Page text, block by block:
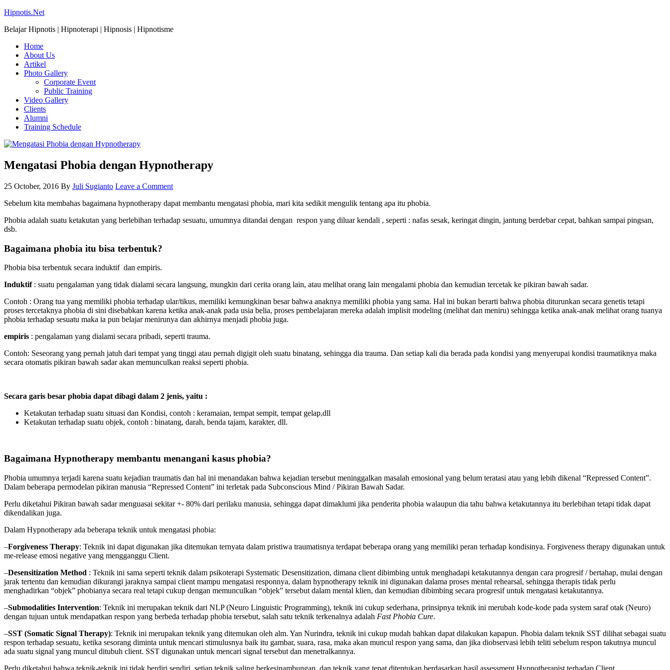
Hipnotis.Net
Belajar Hipnotis | Hipnoterapi | Hipnosis | Hipnotisme
Home
About Us
Artikel
Photo Gallery
Corporate Event
Public Training
Video Gallery
Clients
Alumni
Training Schedule
Mengatasi Phobia dengan Hypnotherapy
25 October, 2016 By Juli Sugianto Leave a Comment
Sebelum kita membahas bagaimana hypnotherapy dapat membantu mengatasi phobia, mari kita sedikit mengulik tentang apa itu phobia.
Phobia adalah suatu ketakutan yang berlebihan terhadap sesuatu, umumnya ditandai dengan respon yang diluar kendali , seperti : nafas sesak, keringat dingin, jantung berdebar cepat, bahkan sampai pingsan,
dsb.
Bagaimana phobia itu bisa terbentuk?
Phobia bisa terbentuk secara induktif dan empiris.
Induktif: suatu pengalaman yang tidak dialami secara langsung, mungkin dari cerita orang lain, atau melihat orang lain mengalami phobia dan kemudian tercetak ke pikiran bawah sadar.
Contoh : Orang tua yang memiliki phobia terhadap ular/tikus, memiliki kemungkinan besar bahwa anaknya memiliki phobia yang sama. Hal ini bukan berarti bahwa phobia diturunkan secara genetis tetapi
proses tercetaknya phobia di sini disebabkan karena ketika anak-anak pada usia belia, proses pembelajaran mereka adalah implisit modeling (melihat dan meniru) sehingga ketika anak-anak melihat orang tuanya
phobia terhadap sesuatu maka ia pun belajar menirunya dan akhirnya menjadi phobia juga.
empiris : pengalaman yang dialami secara pribadi, seperti trauma.
Contoh: Seseorang yang pernah jatuh dari tempat yang tinggi atau pernah digigit oleh suatu binatang, sehingga dia trauma. Dan setiap kali dia berada pada kondisi yang menyerupai kondisi traumatiknya maka
secara otomatis pikiran bawah sadar akan memunculkan reaksi seperti phobia.
Secara garis besar phobia dapat dibagi dalam 2 jenis, yaitu :
Ketakutan terhadap suatu situasi dan Kondisi, contoh : keramaian, tempat sempit, tempat gelap,dll
Ketakutan terhadap suatu objek, contoh : binatang, darah, benda tajam, karakter, dll.
Bagaimana Hypnotherapy membantu menangani kasus phobia?
Phobia umumnya terjadi karena suatu kejadian traumatis dan hal ini menandakan bahwa kejadian tersebut meninggalkan masalah emosional yang belum teratasi atau yang lebih dikenal “Repressed Content”.
Dalam beberapa permodelan pikiran manusia “Repressed Content” ini terletak pada Subconscious Mind / Pikiran Bawah Sadar.
Perlu diketahui Pikiran bawah sadar menguasai sekitar +- 80% dari perilaku manusia, sehingga dapat dimaklumi jika penderita phobia walaupun dia tahu bahwa ketakutannya itu berlebihan tetapi tidak dapat
dikendalikan juga.
Dalam Hypnotherapy ada beberapa teknik untuk mengatasi phobia:
–Forgiveness Therapy: Teknik ini dapat digunakan jika ditemukan ternyata dalam pristiwa traumatisnya terdapat beberapa orang yang memiliki peran terhadap kondisinya. Forgiveness therapy digunakan untuk
me-release emosi negative yang mengganggu Client.
–Desensitization Method : Teknik ini sama seperti teknik dalam psikoterapi Systematic Desensitization, dimana client dibimbing untuk menghadapi ketakutannya dengan cara progresif / bertahap, mulai dengan
jarak tertentu dan kemudian dikurangi jaraknya sampai client mampu mengatasi responnya, dalam hypnotherapy teknik ini digunakan dalama proses mental rehearsal, sehingga therapis tidak perlu
menghadirkan “objek” phobianya secara real tetapi cukup dengan memunculkan “objek” tersebut dalam mental klien, dan kemudian dibimbing secara progresif untuk mengatasi ketakutannya.
–Submodalities Intervention: Teknik ini merupakan teknik dari NLP (Neuro Linguistic Programming), teknik ini cukup sederhana, prinsipnya teknik ini merubah kode-kode pada system saraf otak (Neuro)
dengan tujuan untuk mendapatkan respon yang berbeda terhadap phobia tersebut, salah satu teknik terkenalnya adalah Fast Phobia Cure.
–SST (Somatic Signal Therapy): Teknik ini merupakan teknik yang ditemukan oleh alm. Yan Nurindra, teknik ini cukup mudah bahkan dapat dilakukan kapapun. Phobia dalam teknik SST dilihat sebagai suatu
respon terhadap sesuatu, ketika sesorang diminta untuk mencari stimulusnya baik itu gambar, suara, rasa, maka akan muncul respon yang sama, dan jika diobservasi lebih teliti sebelum respon takutnya muncul
ada suatu signal yang muncul ditubuh client. SST digunakan untuk mencari signal tersebut dan menetralkannya.
Perlu diketahui bahwa teknik-teknik ini tidak berdiri sendiri, setiap teknik saling berkesinambungan, dan teknik yang tepat ditentukan berdasarkan hasil assessment Hypnotherapist terhadap Client.